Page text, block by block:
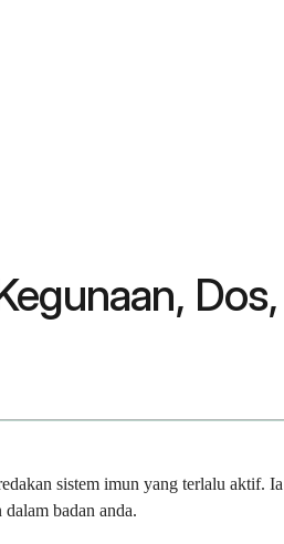
sistem imun yang terlalu aktif.
badan anda.